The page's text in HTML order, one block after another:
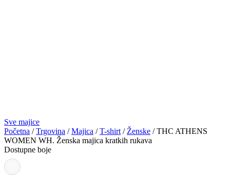
Sve majice
Početna /Trgovina /Majica /T-shirt / Ženske / THC ATHENS
WOMEN WH. Ženska majica kratkih rukava
Dostupne boje